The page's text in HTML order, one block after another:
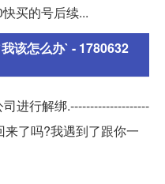
买的号后续...
该怎么办` - 1780632
进行解绑.--------------------
了吗?我遇到了跟你一